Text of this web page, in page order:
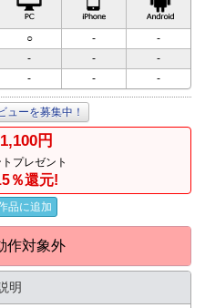
○ -
-
- -
-
- - -
ューを募集中！
1,100円
プレゼント
％還元!
品に追加
作対象外
明